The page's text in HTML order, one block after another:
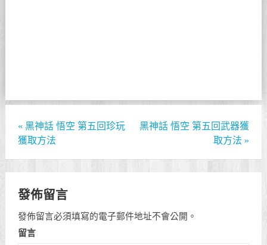
« 黑神話 悟空 第五回珍玩
獲取方法
黑神話 悟空 第五回武器獲
取方法 »
發佈留言
發佈留言必須填寫的電子郵件地址不會公開。
留言